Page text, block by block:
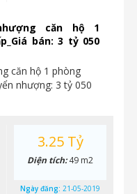
nhượng căn hộ 1
bán: 3 tỷ 050
căn hộ 1 phòng
nhượng: 3 tỷ 050
3.25 Tỷ
Diện tích:49 m2
Ngày đăng: 21-05-2019